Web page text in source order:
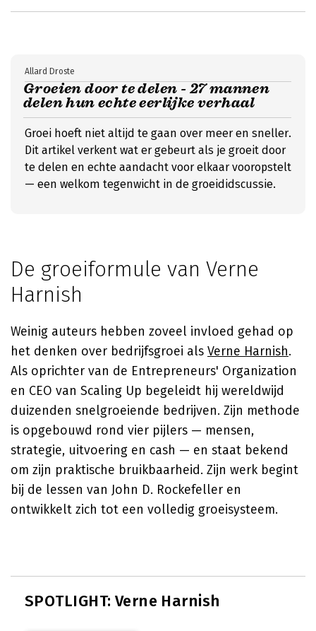
Groeien door te delen - 27 mannen
delen hun echte eerlijke verhaal
Allard Droste
Groei hoeft niet altijd te gaan over meer en sneller.
Dit artikel verkent wat er gebeurt als je groeit door
te delen en echte aandacht voor elkaar vooropstelt
— een welkom tegenwicht in de groeididscussie.
De groeiformule van Verne
Harnish
Weinig auteurs hebben zoveel invloed gehad op
het denken over bedrijfsgroei als Verne Harnish.
Als oprichter van de Entrepreneurs' Organization
en CEO van Scaling Up begeleidt hij wereldwijd
duizenden snelgroeiende bedrijven. Zijn methode
is opgebouwd rond vier pijlers — mensen,
strategie, uitvoering en cash — en staat bekend
om zijn praktische bruikbaarheid. Zijn werk begint
bij de lessen van John D. Rockefeller en
ontwikkelt zich tot een volledig groeisysteem.
SPOTLIGHT: Verne Harnish